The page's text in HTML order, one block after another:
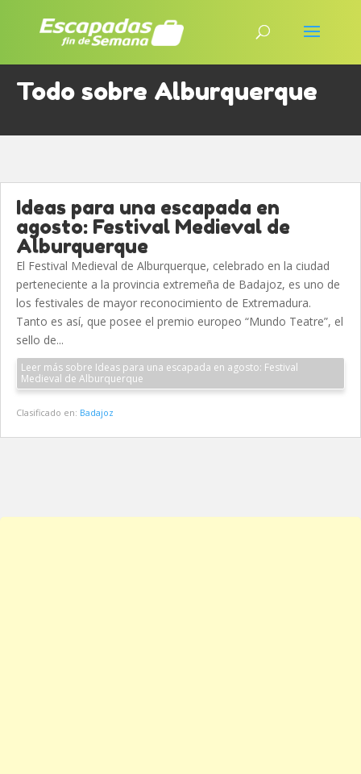
Todo sobre Alburquerque
Ideas para una escapada en
agosto: Festival Medieval de
Alburquerque
El Festival Medieval de Alburquerque, celebrado en la ciudad
perteneciente a la provincia extremeña de Badajoz, es uno de
los festivales de mayor reconocimiento de Extremadura.
Tanto es así, que posee el premio europeo “Mundo Teatre”, el
sello de...
Leer más sobre Ideas para una escapada en agosto: Festival
Medieval de Alburquerque
Clasificado en: Badajoz